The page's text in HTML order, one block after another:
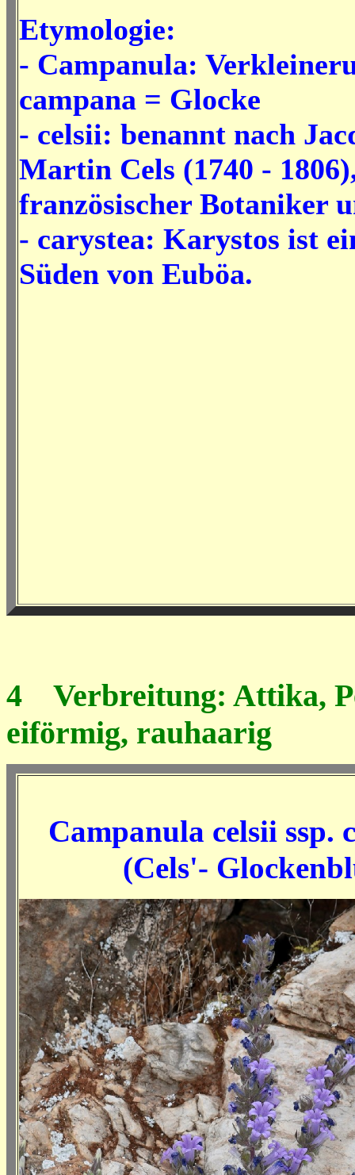
Etymologie:
- Campanula:
campana = Glocke
- celsii: benannt nach
Martin Cels (1740 -
französischer Botaniker
- carystea: Karystos ist
Süden von Euböa.
4 Verbreitung: Attika,
eiförmig, rauhaarig
Campanula celsii ssp.
(Cels'-